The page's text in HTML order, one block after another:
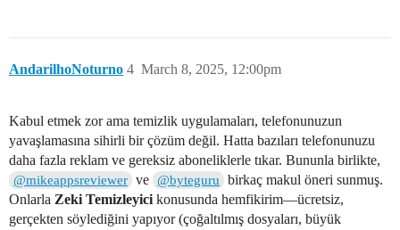
AndarilhoNoturno March 8, 2025, 12:00pm
4
Kabul etmek zor ama temizlik uygulamaları, telefonunuzun
yavaşlamasına sihirli bir çözüm değil. Hatta bazıları telefonunuzu
daha fazla reklam ve gereksiz aboneliklerle tıkar. Bununla birlikte,
@mikeappsreviewer ve @byteguru
birkaç makul öneri sunmuş.
Onlarla Zeki Temizleyici konusunda hemfikirim—ücretsiz,
gerçekten söylediğini yapıyor (çoğaltılmış dosyaları, büyük